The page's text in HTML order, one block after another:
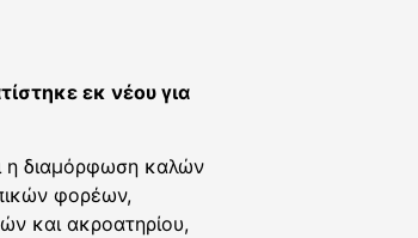
εκ νέου για
η διαμόρφωση καλών
φορέων,
και ακροατηρίου,